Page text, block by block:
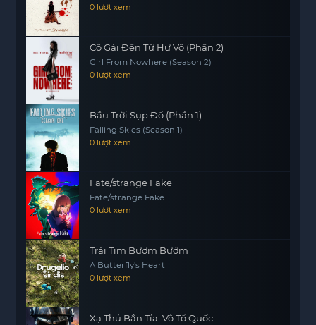
0 lượt xem
Cô Gái Đến Từ Hư Vô (Phần 2)
Girl From Nowhere (Season 2)
0 lượt xem
Bầu Trời Sụp Đổ (Phần 1)
Falling Skies (Season 1)
0 lượt xem
Fate/strange Fake
Fate/strange Fake
0 lượt xem
Trái Tim Bươm Bướm
A Butterfly's Heart
0 lượt xem
Xạ Thủ Bắn Tỉa: Vô Tổ Quốc